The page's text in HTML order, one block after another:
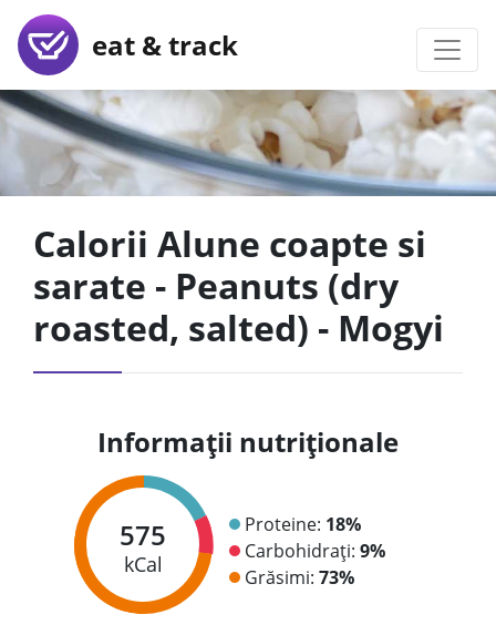
eat & track
Calorii Alune coapte si
sarate - Peanuts (dry
roasted, salted) - Mogyi
Informații nutriționale
575
kCal
Proteine: 18%
Carbohidrați: 9%
Grăsimi: 73%